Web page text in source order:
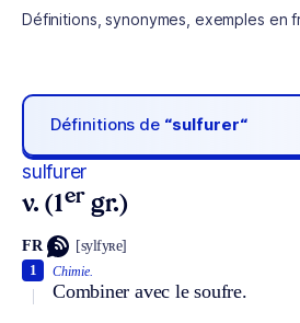
Définitions, synonymes, exemples en
Définitions de “sulfurer“
sulfurer
v. (1er gr.)
FR [sylfyʀe]
Chimie.
Combiner avec le soufre.
1